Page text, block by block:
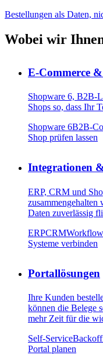
Bestellungen als Daten,
Wobei wir
E-Commerce
Shopware 6, B2B-
Shops so, dass Ihr
Shopware 6B2B-
Shop prüfen lassen
Integrationen
ERP, CRM und
zusammengehalten
Daten zuverlässig
ERPCRM
Systeme verbinden
Portallösungen
Ihre Kunden
können die Belege
mehr Zeit für die
Self-Service
Portal planen